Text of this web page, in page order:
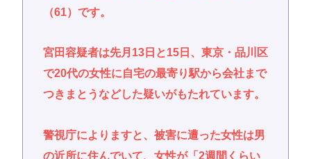
（61）です。
宮田容疑者は先月13日と15日、東京・品川区
で20代の女性に自宅の最寄り駅から会社まで
つきまとうなどした疑いがもたれています。
警視庁によりますと、被害に遭った女性は男
の近所に住んでいて、女性が「2週間くらい